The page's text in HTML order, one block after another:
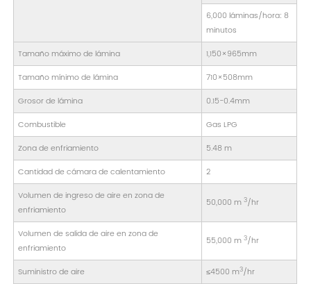
6,000 láminas/hora: 8
minutos
Tamaño máximo de lámina
1,150×965mm
Tamaño mínimo de lámina
710×508mm
Grosor de lámina
0.15-0.4mm
Combustible
Gas LPG
Zona de enfriamiento
5.48 m
Cantidad de cámara de calentamiento
2
Volumen de ingreso de aire en zona de
enfriamiento
50,000 m3/hr
Volumen de salida de aire en zona de
enfriamiento
55,000 m3/hr
Suministro de aire ≤4500 m3/hr